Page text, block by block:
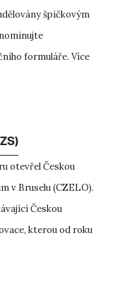
špičkovým
formuláře. Více
otevřel Českou
v Bruselu (CZELO).
Českou
kterou od roku